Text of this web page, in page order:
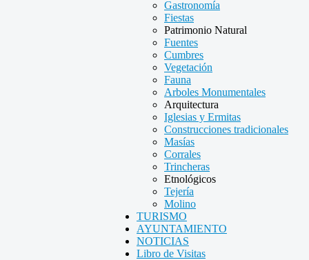
Gastronomía
Fiestas
Patrimonio Natural
Fuentes
Cumbres
Vegetación
Fauna
Arboles Monumentales
Arquitectura
Iglesias y Ermitas
Construcciones tradicionales
Masías
Corrales
Trincheras
Etnológicos
Tejería
Molino
TURISMO
AYUNTAMIENTO
NOTICIAS
Libro de Visitas